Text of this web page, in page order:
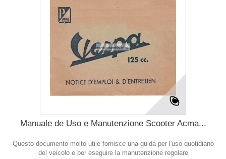
Manuale de Uso e Manutenzione Scooter Acma...
Questo documento molto utile fornisce una guida per l'uso quotidiano
del veicolo e per eseguire la manutenzione regolare